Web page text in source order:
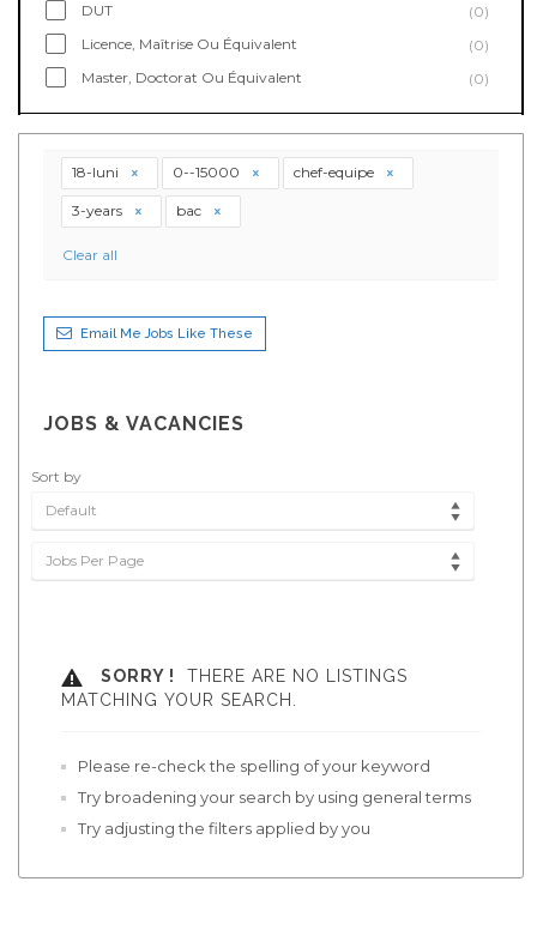
DUT
(0)
Licence, Maîtrise Ou Équivalent
(0)
Master, Doctorat Ou Équivalent
(0)
18-luni 0--15000 chef-equipe
3-years bac
Clear all
Email Me Jobs Like These
JOBS & VACANCIES
Sort by
Default
Jobs Per Page
SORRY !
THERE ARE NO LISTINGS
MATCHING YOUR SEARCH.
Please re-check the spelling of your keyword
Try broadening your search by using general terms
Try adjusting the filters applied by you